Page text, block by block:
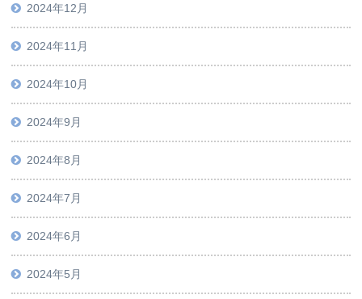
2024年12月
2024年11月
2024年10月
2024年9月
2024年8月
2024年7月
2024年6月
2024年5月